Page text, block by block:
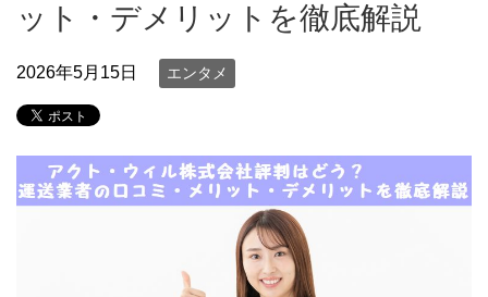
ット・デメリットを徹底解説
2026年5月15日 エンタメ